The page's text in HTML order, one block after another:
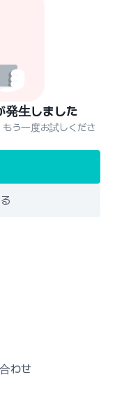
発生しました
う一度お試しくださ
わせ